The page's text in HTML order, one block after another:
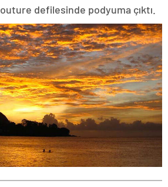
defilesinde podyuma çıktı.